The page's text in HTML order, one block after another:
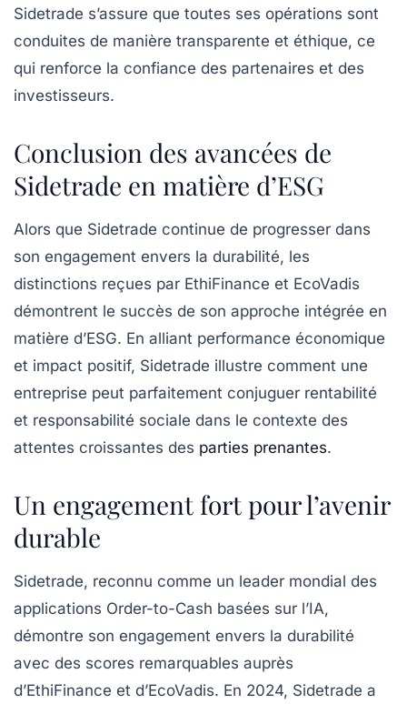
Sidetrade s’assure que toutes ses opérations sont
conduites de manière transparente et éthique, ce
qui renforce la confiance des partenaires et des
investisseurs.
Conclusion des avancées de
Sidetrade en matière d’ESG
Alors que Sidetrade continue de progresser dans
son engagement envers la durabilité, les
distinctions reçues par EthiFinance et EcoVadis
démontrent le succès de son approche intégrée en
matière d’ESG. En alliant performance économique
et impact positif, Sidetrade illustre comment une
entreprise peut parfaitement conjuguer rentabilité
et responsabilité sociale dans le contexte des
attentes croissantes des parties prenantes.
Un engagement fort pour l’avenir
durable
Sidetrade, reconnu comme un leader mondial des
applications Order-to-Cash basées sur l’IA,
démontre son engagement envers la durabilité
avec des scores remarquables auprès
d’EthiFinance et d’EcoVadis. En 2024, Sidetrade a